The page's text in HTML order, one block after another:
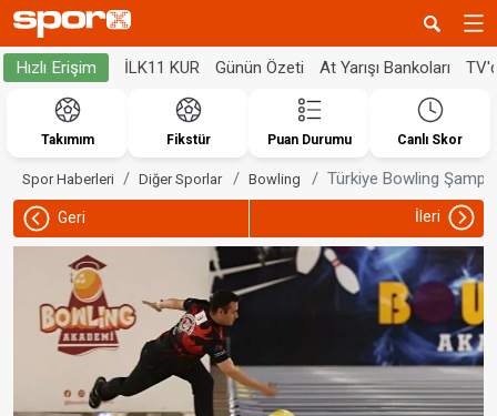
Hızlı Erişim İLK11 KUR Günün Özeti At Yarışı Bankoları
Takımım Fikstür Puan Durumu Canlı Skor
Spor Haberleri Diğer Sporlar Bowling Türkiye Bowling
Geri İleri